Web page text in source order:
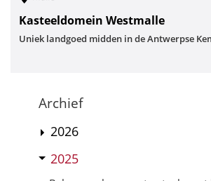
Kasteeldomein Westmalle
Uniek landgoed midden in de Antwerpse
Archief
2026
2025